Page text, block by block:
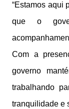
“Estamos aqui
que o
Com a
governo
trabalhando
tranquilidade e